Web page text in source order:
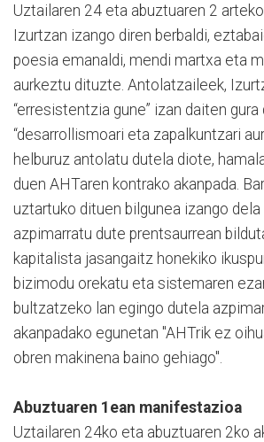
Uztailaren 24 eta abuztuaren 2
Izurtzan izango diren berbaldi,
poesia emanaldi, mendi martxa eta
aurkeztu dituzte. Antolatzaileek,
“erresistentzia gune” izan daiten gura
“desarrollismoari eta zapalkuntzari
helburuz antolatu dutela diote,
duen AHTaren kontrako akanpada.
uztartuko dituen bilgunea izango dela
azpimarratu dute prentsaurrean
kapitalista jasangaitz honekiko
bizimodu orekatu eta sistemaren
bultzatzeko lan egingo dutela
akanpadako egunetan "AHTrik ez
obren makinena baino gehiago".
Abuztuaren 1ean manifestazioa
Uztailaren 24ko eta abuztuaren 2ko